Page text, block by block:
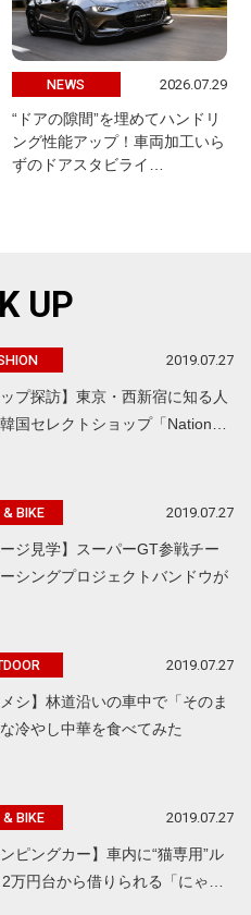
NEWS 2026.07.29
“ドアの隙間”を埋めてハンドリ
ング性能アップ！車両加工いら
ずのドアスタビライ…
UP
2019.07.27
ップ探訪】東京・西新宿に知る人
国セレクトショップ「Nation…
& BIKE 2019.07.27
ージ見学】スーパーGT参戦チー
シングプロジェクトバンドウが
2019.07.27
メシ】林道沿いの車中で「そのま
冷やし中華を食べてみた
& BIKE 2019.07.27
ンピングカー】車内に“猫専用”ル
万円台から借りられる「にゃ…